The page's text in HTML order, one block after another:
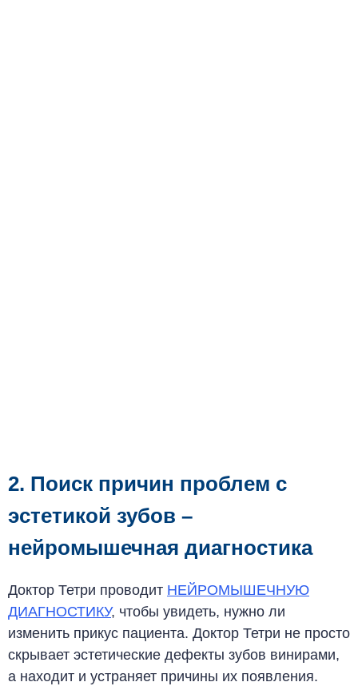
2. Поиск причин проблем с
эстетикой зубов –
нейромышечная диагностика
Доктор Тетри проводит НЕЙРОМЫШЕЧНУЮ
ДИАГНОСТИКУ, чтобы увидеть, нужно ли
изменить прикус пациента. Доктор Тетри не просто
скрывает эстетические дефекты зубов винирами,
а находит и устраняет причины их появления.